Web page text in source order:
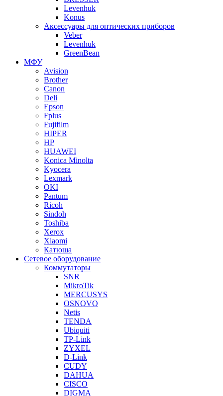
Levenhuk
Konus
Аксессуары для оптических приборов
Veber
Levenhuk
GreenBean
МФУ
Avision
Brother
Canon
Deli
Epson
Fplus
Fujifilm
HIPER
HP
HUAWEI
Konica Minolta
Kyocera
Lexmark
OKI
Pantum
Ricoh
Sindoh
Toshiba
Xerox
Xiaomi
Катюша
Сетевое оборудование
Коммутаторы
SNR
MikroTik
MERCUSYS
OSNOVO
Netis
TENDA
Ubiquiti
TP-Link
ZYXEL
D-Link
CUDY
DAHUA
CISCO
DIGMA